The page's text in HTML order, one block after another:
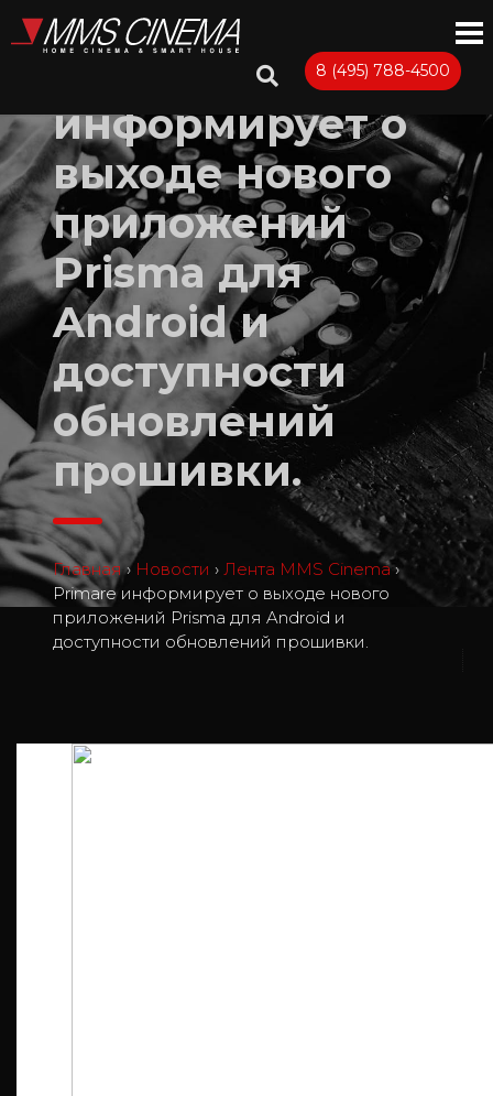
8 (495) 788-4500
информирует о
выходе нового
приложений
Prisma для
Android и
доступности
обновлений
прошивки.
Главная › Новости › Лента MMS Cinema ›
Primare информирует о выходе нового
приложений Prisma для Android и
доступности обновлений прошивки.